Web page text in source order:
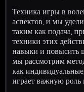
Техника игры в
аспектов, и мы
таким как подача,
техники этих
навыки и повысить
мы рассмотрим
как
играет важную роль